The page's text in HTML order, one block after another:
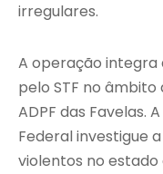
irregulares.
A operação integra
pelo STF no âmbito
ADPF das Favelas.
Federal investigue
violentos no